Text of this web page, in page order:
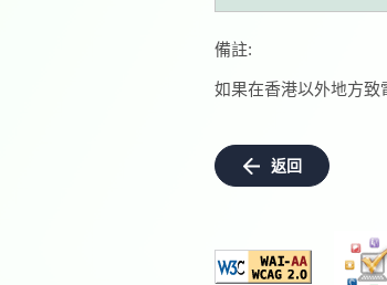
備註:
如果在香港以外地方致
返回